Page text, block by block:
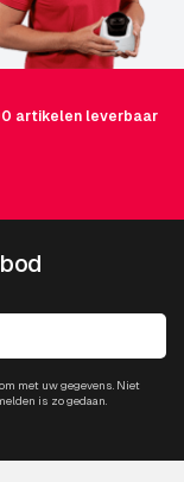
artikelen leverbaar
met uw gegevens. Niet
is zo gedaan.